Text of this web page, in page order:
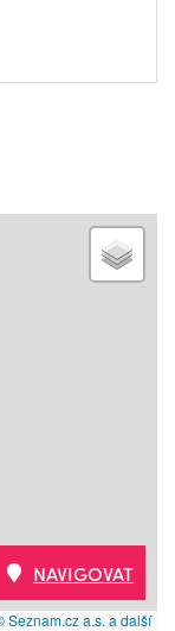
Seznam.cz a.s. a další
NAVIGOVAT